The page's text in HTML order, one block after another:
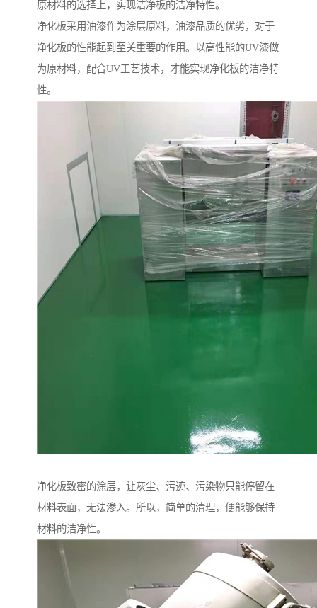
原材料的选择上，实现洁净板的洁净特性。
净化板采用油漆作为涂层原料，油漆品质的优劣，对于
净化板的性能起到至关重要的作用。以高性能的UV漆做
为原材料，配合UV工艺技术，才能实现净化板的洁净特
性。
净化板致密的涂层，让灰尘、污迹、污染物只能停留在
材料表面，无法渗入。所以，简单的清理，便能够保持
材料的洁净性。